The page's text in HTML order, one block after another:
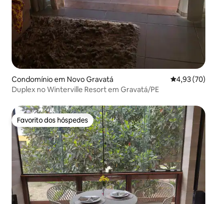
Condomínio em Novo Gravatá Classificação
4,93 (70)
Duplex no Winterville Resort em Gravatá/PE
Favorito dos hóspedes
Favorito dos hóspedes